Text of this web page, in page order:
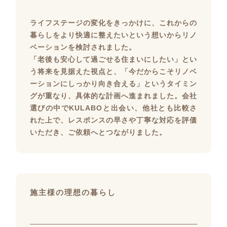
ライフステージの変化をきっかけに、これからの
暮らしをより快適に整えたいという想いからリノ
ベーションを検討されました。
「老後も安心して過ごせる住まいにしたい」とい
う将来を見据えた視点と、「今だからこそリノベ
ーションにしっかり向き合える」というタイミン
グが重なり、具体的な計画へ進まれました。会社
選びの中でKULABOと出会い、他社とも比較さ
れた上で、レスポンスの早さや丁寧な対応を評価
いただき、ご依頼へとつながりました。
施主様の理想の暮らし